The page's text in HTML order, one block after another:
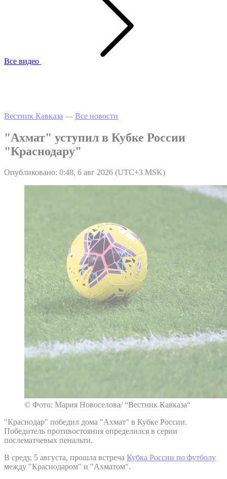
Все видео
Вестник Кавказа — Все новости
"Ахмат" уступил в Кубке России
"Краснодару"
Опубликовано: 0:48, 6 авг 2026 (UTC+3 MSK)
© Фото: Мария Новоселова/ “Вестник Кавказа“
"Краснодар" победил дома "Ахмат" в Кубке России.
Победитель противостояния определился в серии
послематчевых пенальти.
В среду, 5 августа, прошла встреча Кубка России по футболу
между "Краснодаром" и "Ахматом".